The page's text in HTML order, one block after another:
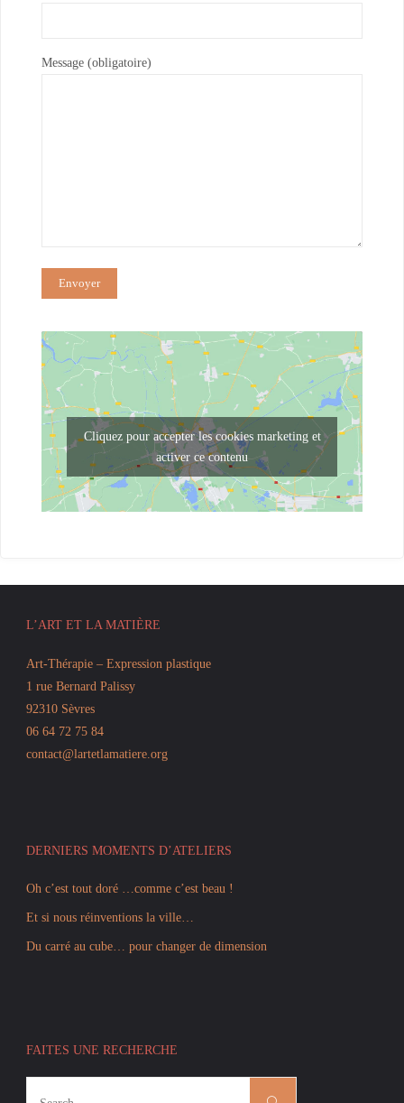
Message (obligatoire)
Cliquez pour accepter les cookies marketing et
activer ce contenu
L’ART ET LA MATIÈRE
Art-Thérapie – Expression plastique
1 rue Bernard Palissy
92310 Sèvres
06 64 72 75 84
contact@lartetlamatiere.org
DERNIERS MOMENTS D’ATELIERS
Oh c’est tout doré …comme c’est beau !
Et si nous réinventions la ville…
Du carré au cube… pour changer de dimension
FAITES UNE RECHERCHE